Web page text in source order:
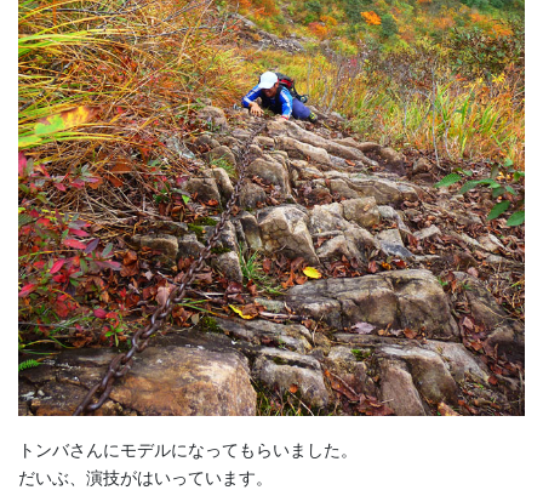
トンバさんにモデルになってもらいました。
だいぶ、演技がはいっています。